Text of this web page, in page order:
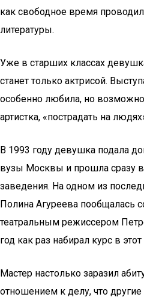
как свободное время
литературы.
Уже в старших классах
станет только актрисой.
особенно любила, но
артистка, «пострадать на
В 1993 году девушка подала
вузы Москвы и прошла сразу
заведения. На одном из
Полина Агуреева пообщалась
театральным режиссером
год как раз набирал курс в этот
Мастер настолько заразил
отношением к делу, что